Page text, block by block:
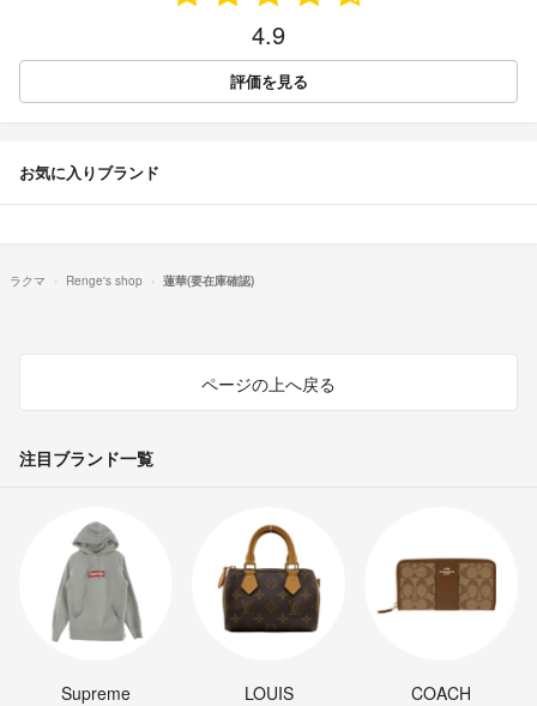
4.9
評価を見る
お気に入りブランド
ラクマ Renge's shop 蓮華(要在庫確認)
ページの上へ戻る
注目ブランド一覧
Supreme
LOUIS
COACH